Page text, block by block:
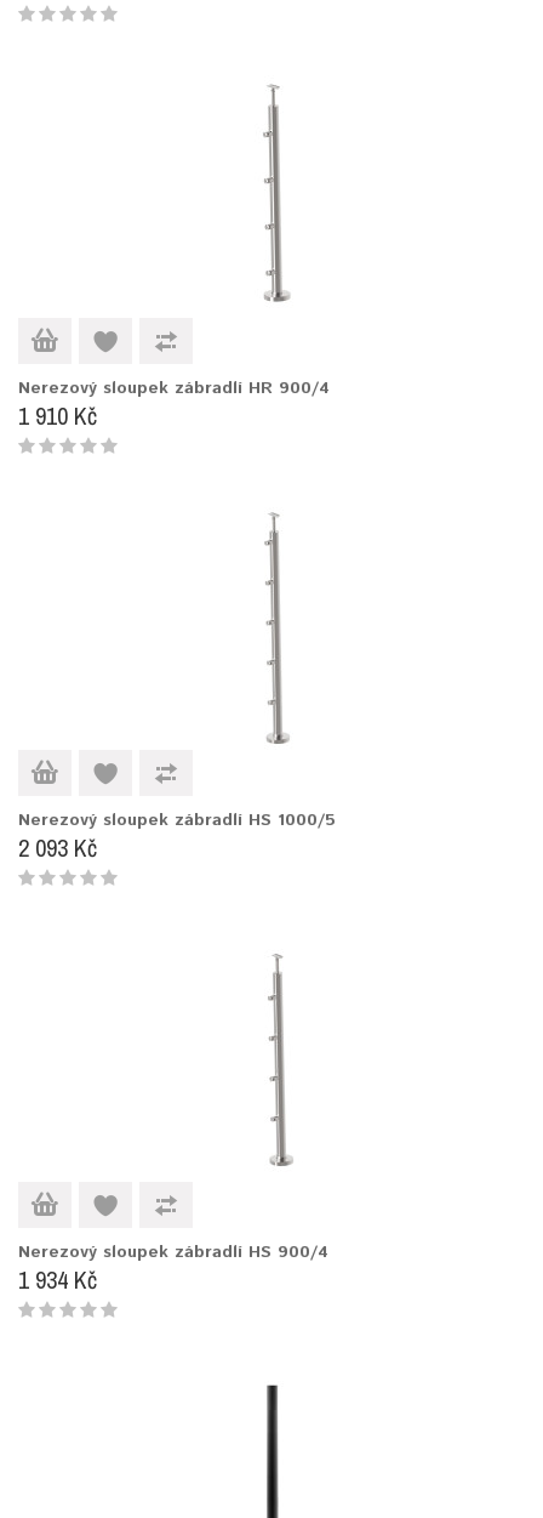
Nerezový sloupek zábradlí HR 900/4
1 910 Kč
Nerezový sloupek zábradlí HS 1000/5
2 093 Kč
Nerezový sloupek zábradlí HS 900/4
1 934 Kč